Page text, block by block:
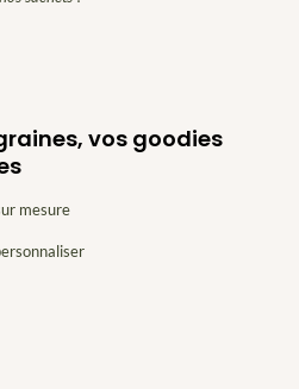
vos goodies
mesure